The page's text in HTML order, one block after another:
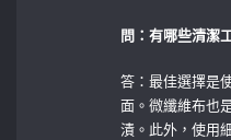
問：有哪些清潔
答：最佳選擇是
面。微纖維布也
漬。此外，使用